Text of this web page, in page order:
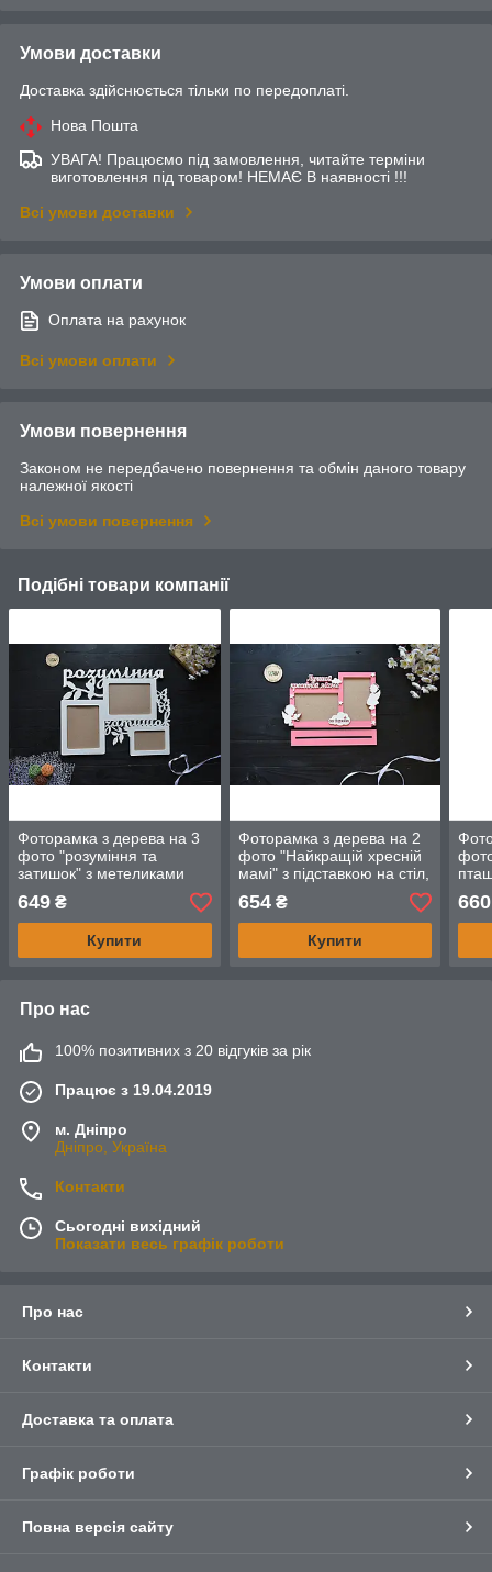
Умови доставки
Доставка здійснюється тільки по передоплаті.
Нова Пошта
УВАГА! Працюємо під замовлення, читайте терміни
виготовлення під товаром! НЕМАЄ В наявності !!!
Всі умови доставки
Умови оплати
Оплата на рахунок
Всі умови оплати
Умови повернення
Законом не передбачено повернення та обмін даного товару
належної якості
Всі умови повернення
Подібні товари компанії
Фоторамка з дерева на 3
фото "розуміння та
затишок" з метеликами
649 ₴
Купити
Фоторамка з дерева на 2
фото "Найкращій хресній
мамі" з підставкою на стіл,
подарунок для хрещеної
654₴
Купити
660
Про нас
100% позитивних з 20 відгуків за рік
Працює з 19.04.2019
м. Дніпро
Дніпро, Україна
Контакти
Сьогодні вихідний
Показати весь графік роботи
Про нас
Контакти
Доставка та оплата
Графік роботи
Повна версія сайту